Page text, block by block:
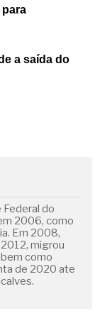
para
a saída do
Federal do
2006, como
Em 2008,
migrou
como
de 2020 ate